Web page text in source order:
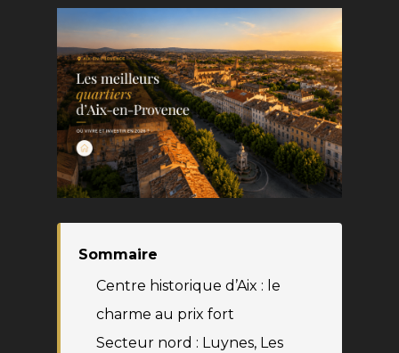
Sommaire
Centre historique d’Aix : le
charme au prix fort
Secteur nord : Luynes, Les